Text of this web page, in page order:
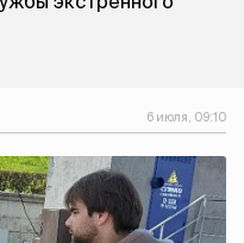
6 июля, 09:10